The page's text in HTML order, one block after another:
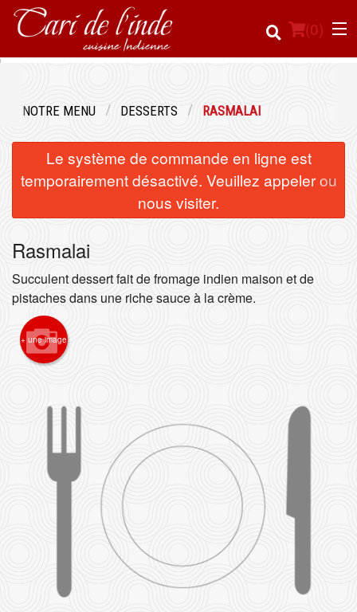
(0)
Emplacement
Connection
Inscription
Panier (0)
NOTRE MENU DESSERTS RASMALAI
Le système de commande en ligne est
temporairement désactivé. Veuillez appeler ou
nous visiter.
×
Rasmalai
Succulent dessert fait de fromage indien maison et de
pistaches dans une riche sauce à la crème.
+ une image